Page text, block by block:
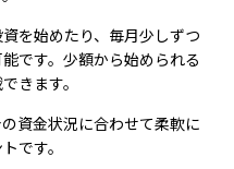
を始めたり、毎月少しずつ
です。少額から始められる
きます。
資金状況に合わせて柔軟に
です。